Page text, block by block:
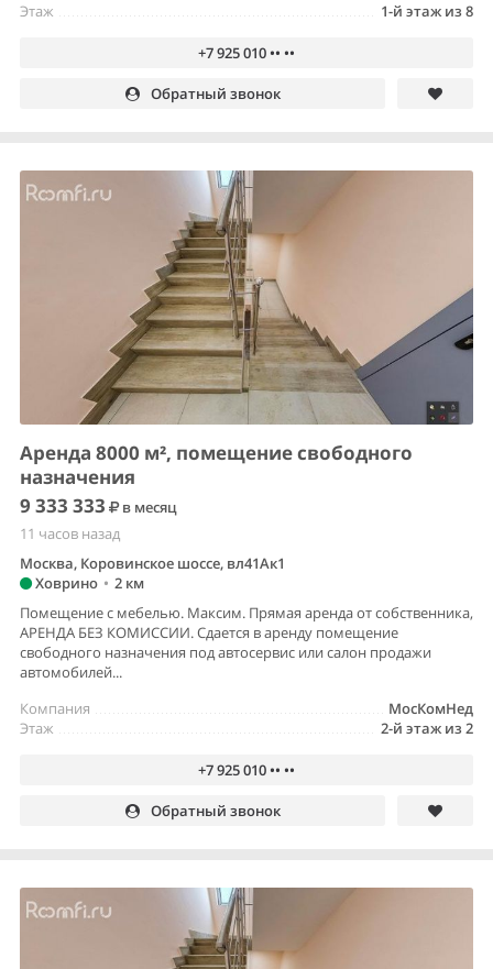
1-й этаж из 8
Этаж
+7 925 010 •• ••
Обратный звонок
Аренда 8000 м², помещение свободного
назначения
9 333 333
в месяц
11 часов назад
Москва, Коровинское шоссе, вл41Ак1
Ховрино • 2 км
Помещение с мебелью. Максим. Прямая аренда от собственника,
АРЕНДА БЕЗ КОМИССИИ. Сдается в аренду помещение
свободного назначения под автосервис или салон продажи
автомобилей...
МосКомНед
Компания
2-й этаж из 2
Этаж
+7 925 010 •• ••
Обратный звонок